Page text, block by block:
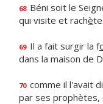
68 Béni soit le
qui visite et rachè
69 Il a fait surgir la f
dans la maison de
70 comme il l'avait
par ses prophètes,